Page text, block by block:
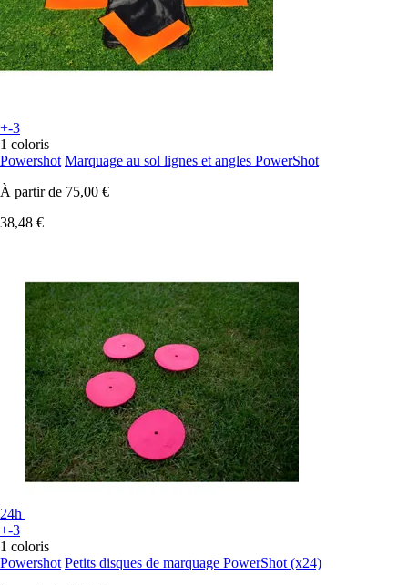
+-3
1 coloris
Powershot Marquage au sol lignes et angles PowerShot
À partir de 75,00 €
38,48 €
24h
+-3
1 coloris
Powershot Petits disques de marquage PowerShot (x24)